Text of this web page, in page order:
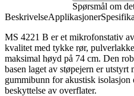
Spørsmål om
BeskrivelseApplikasjoner
MS 4221 B er et mikrofonstativ
kvalitet med tykke rør,
maksimal høyd på 74 cm. Den
basen laget av støpejern er utstyrt
gummibunn for akustisk isolasjon
beskyttelse av overflater.